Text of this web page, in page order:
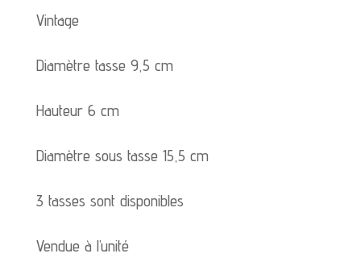
Vintage
Diamètre tasse 9,5 cm
Hauteur 6 cm
Diamètre sous tasse 15,5 cm
3 tasses sont disponibles
Vendue à l’unité